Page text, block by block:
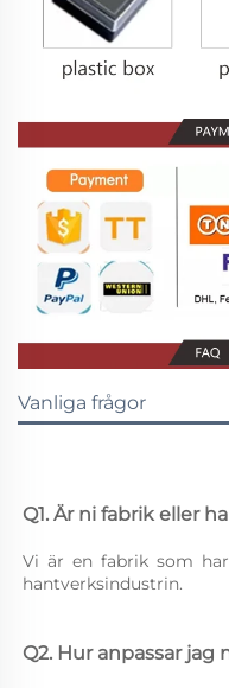
Vanliga frågor
Q1. Är ni fabrik eller
Vi är en fabrik som
hantverksindustrin.
Q2. Hur anpassar